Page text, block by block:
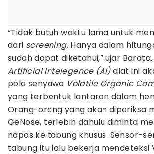
“Tidak butuh waktu lama untuk
dari screening. Hanya dalam
sudah dapat diketahui,” ujar Barata.
ArtificialIntelegence (AI)alat ini
pola senyawa Volatile Organic
yang terbentuk lantaran dalam
Orang-orang yang akan diperiksa
GeNose, terlebih dahulu diminta
napas ke tabung khusus. Sensor-
tabung itu lalu bekerja mendeteksi